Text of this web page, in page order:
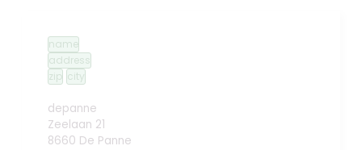
name
address
zip city
depanne
Zeelaan 21
8660 De Panne